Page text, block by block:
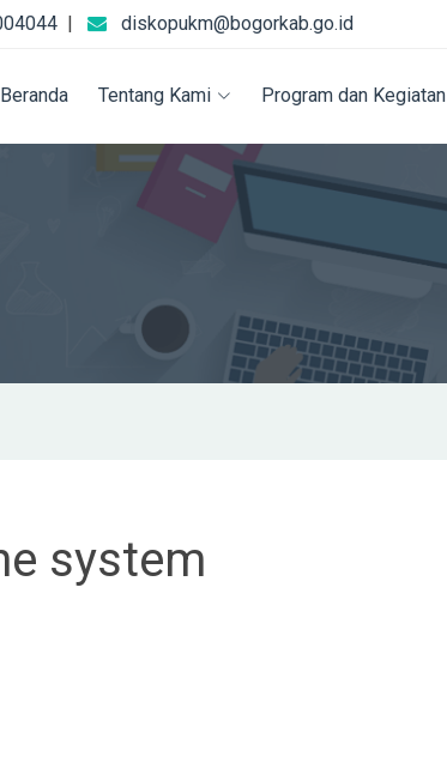
| diskopukm@bogorkab.go.id
Beranda Tentang Kami Program dan Kegiatan
system